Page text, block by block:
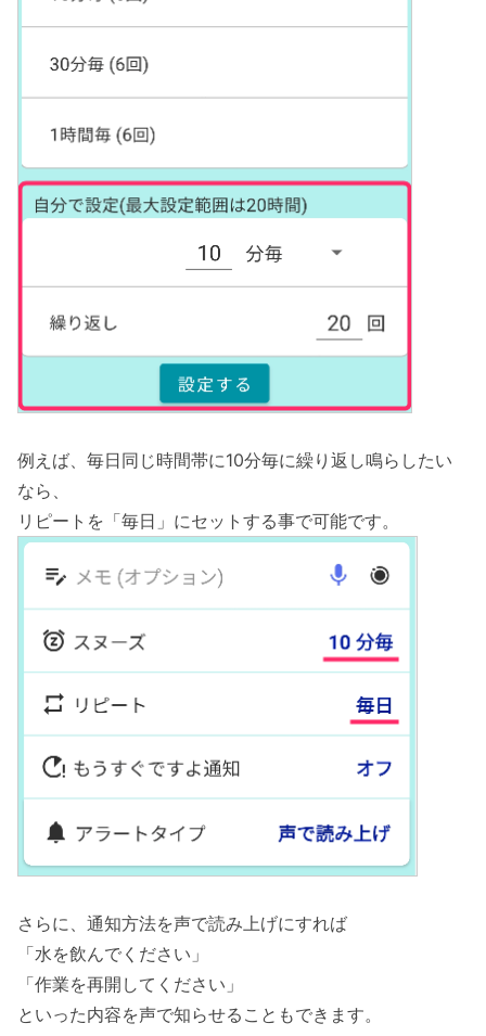
例えば、毎日同じ時間帯に10分毎に繰り返し鳴らしたい
なら、
リピートを「毎日」にセットする事で可能です。
さらに、通知方法を声で読み上げにすれば
「水を飲んでください」
「作業を再開してください」
といった内容を声で知らせることもできます。